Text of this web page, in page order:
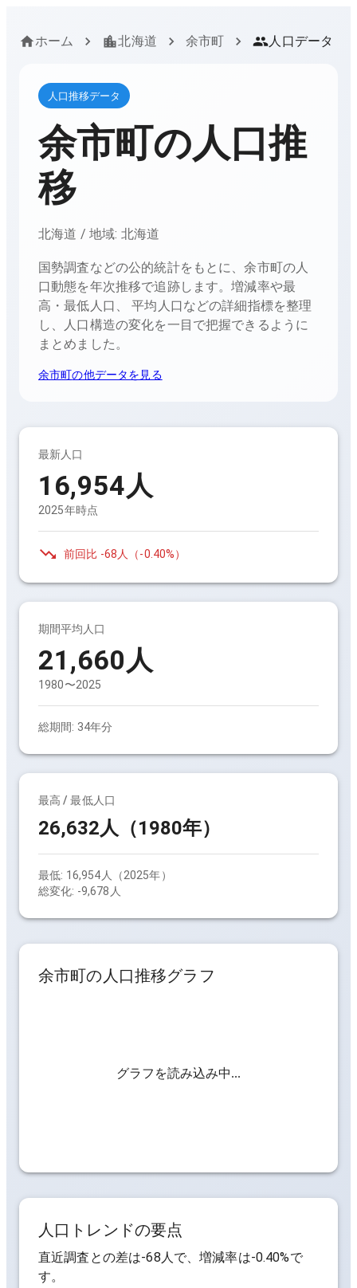
ホーム 北海道 余市町 人口データ
人口推移データ
余市町の人口推
移
北海道 / 地域: 北海道
国勢調査などの公的統計をもとに、余市町の人
口動態を年次推移で追跡します。増減率や最
高・最低人口、 平均人口などの詳細指標を整理
し、人口構造の変化を一目で把握できるように
まとめました。
余市町の他データを見る
最新人口
16,954人
2025年時点
前回比 -68人 （-0.40%）
期間平均人口
21,660人
1980〜2025
総期間: 34年分
最高 / 最低人口
26,632人（1980年）
最低: 16,954人（2025年）
総変化: -9,678人
余市町の人口推移グラフ
グラフを読み込み中...
人口トレンドの要点
直近調査との差は-68人で、増減率は-0.40%で
す。